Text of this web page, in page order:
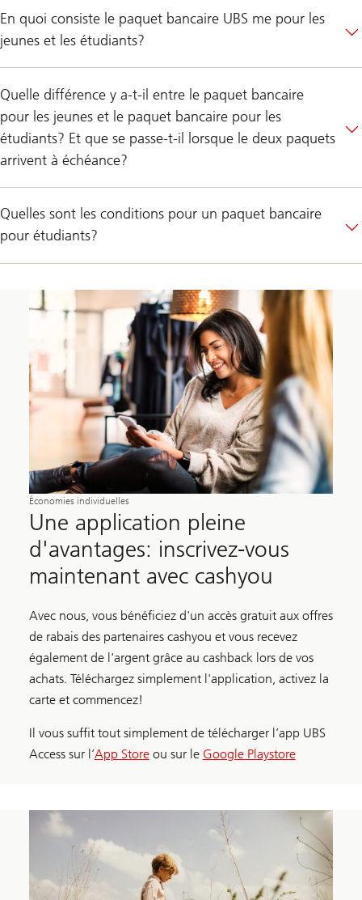
En quoi consiste le paquet bancaire UBS me pour les
jeunes et les étudiants?
Quelle différence y a-t-il entre le paquet bancaire
pour les jeunes et le paquet bancaire pour les
étudiants? Et que se passe-t-il lorsque le deux paquets
arrivent à échéance?
Quelles sont les conditions pour un paquet bancaire
pour étudiants?
Économies individuelles
Une application pleine
d'avantages: inscrivez-vous
maintenant avec cashyou
Avec nous, vous bénéficiez d'un accès gratuit aux offres
de rabais des partenaires cashyou et vous recevez
également de l'argent grâce au cashback lors de vos
achats. Téléchargez simplement l'application, activez la
carte et commencez!
Il vous suffit tout simplement de télécharger l’app UBS
Access sur l’App Storeou sur le Google Playstore